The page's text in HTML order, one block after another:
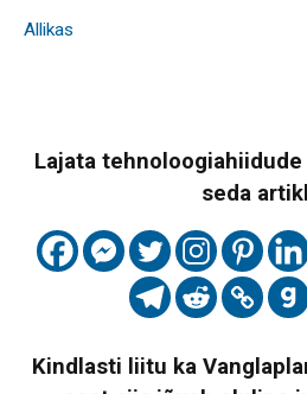
Allikas
Lajata
seda
Kindlasti liitu ka